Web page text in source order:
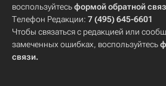
воспользуйтесьформой обратной
Телефон Редакции: 7 (495) 645-6601
Чтобы связаться с редакцией или
замеченных ошибках, воспользуйтесь
связи.